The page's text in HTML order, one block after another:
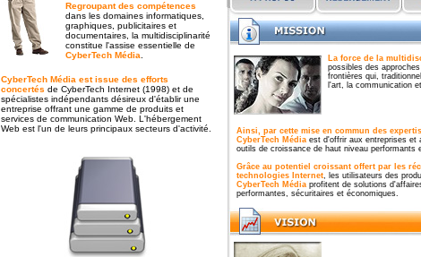
Regroupant des compétences
dans les domaines informatiques,
graphiques, publicitaires et
documentaires, la multidisciplinarité
constitue l'assise essentielle de
CyberTech Média
CyberTech Média est issue des efforts
concertés de CyberTech Internet (1998) et de
spécialistes indépendants désireux d'établir une
entreprise offrant une gamme de produits et
services de communication Web. L'hébergement
Web est l'un de leurs principaux secteurs d'activité.
La force de la
possibles des
frontières qui,
l'art, la communication
Ainsi, par cette mise en commun des
CyberTech Média est d'offrir aux entreprises et
outils de croissance de haut niveau performants
Grâce au potentiel croissant offert par les
technologies Internet, les utilisateurs des
CyberTech Média profitent de solutions
performantes, sécuritaires et économiques.